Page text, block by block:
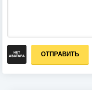
ОТПРАВИТЬ